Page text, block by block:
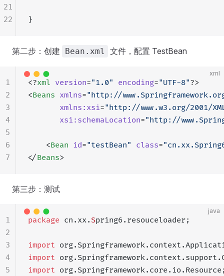
}
21
22
第二步：创建 Bean.xml 文件，配置 TestBean
xml
<?xml version="1.0" encoding="UTF-8"?>
<Beans xmlns="http://
       xmlns:xsi
="http://www.w3.org/2001/
       xsi:schemaLocation
="http://
    <
Bean id="testBean" class=
</Beans>
1
2
3
4
5
6
7
第三步：测试
java
package cn.xx. Spring6.resouceloader;
import
import
import
1
2
3
4
5